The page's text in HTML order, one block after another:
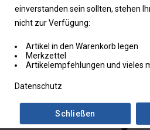
einverstanden sein sollten, stehen
nicht zur Verfügung:
Artikel in den Warenkorb legen
Merkzettel
Artikelempfehlungen und vieles
Datenschutz
Schließen